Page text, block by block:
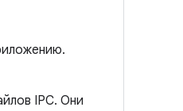
IPC. Они